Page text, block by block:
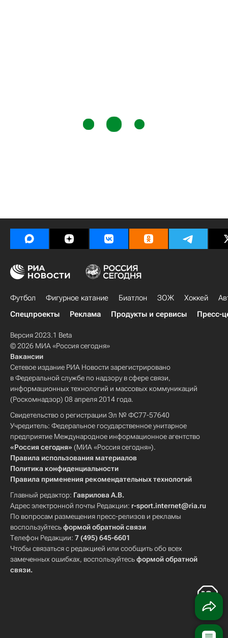
Футбол Фигурное катание Биатлон ЗОЖ Хоккей
Спецпроекты
Реклама Продукты и сервисы Пресс-
Версия 2023.1 Beta
© 2026 МИА «Россия сегодня»
Вакансии
Сетевое издание РИА Новости зарегистрировано
в Федеральной службе по надзору в сфере связи,
информационных технологий и массовых коммуникаций
(Роскомнадзор) 08 апреля 2014 года.
Свидетельство о регистрации Эл № ФС77-57640
Учредитель: Федеральное государственное унитарное
предприятие Международное информационное агентство
«Россия сегодня» (МИА «Россия сегодня»).
Правила использования материалов
Политика конфиденциальности
Правила применения рекомендательных технологий
Главный редактор: Гаврилова А.В.
Адрес электронной почты Редакции: r-sport.internet@ria.ru
По вопросам размещения пресс-релизов и рекламы
воспользуйтесьформой обратной связи
Телефон Редакции: 7 (495) 645-6601
Чтобы связаться с редакцией или сообщить обо всех
замеченных ошибках, воспользуйтесьформой обратной
связи.